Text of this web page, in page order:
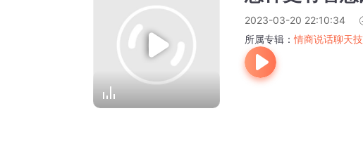
2023-03-20 22:10:34
所属专辑：情商说话聊天